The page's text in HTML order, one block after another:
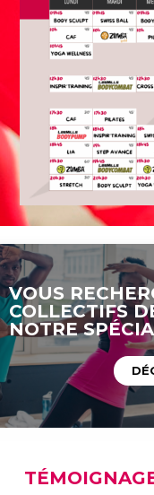
VOUS
COLLECTIFS
NOTRE